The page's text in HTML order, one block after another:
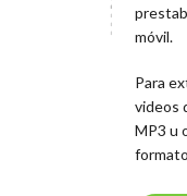
móvil.
Para
videos
MP3 u